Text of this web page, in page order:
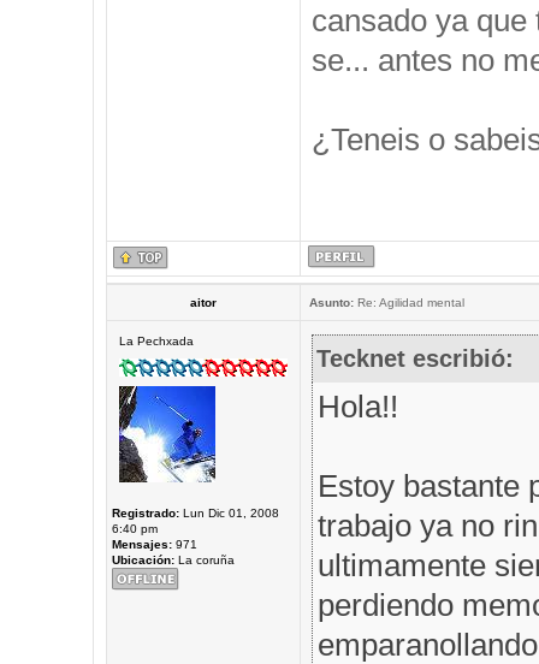
cansado ya
se... antes no
¿Teneis o
aitor Asunto:Re: Agilidad mental
La Pechxada
Registrado:Lun Dic 01, 2008
6:40 pm
Mensajes:971
Ubicación:La coruña
Tecknet escribió:
Hola!!
Estoy bastante
trabajo ya no
ultimamente
perdiendo